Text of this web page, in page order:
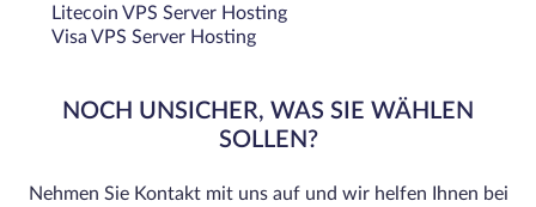
Litecoin VPS Server Hosting
Visa VPS Server Hosting
NOCH UNSICHER, WAS SIE WÄHLEN
SOLLEN?
Nehmen Sie Kontakt mit uns auf und wir helfen Ihnen bei